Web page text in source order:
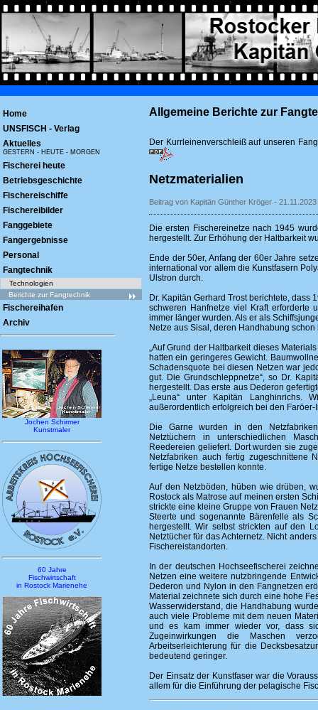
Home
UNSFISCH - Verlag
Aktuelles
GESTERN - HEUTE - MORGEN
Fischerei heute
Betriebsgeschichte
Fischereischiffe
Fischereibilder
Fanggebiete
Fangergebnisse
Personal
Fangtechnik
Technologien
Berichte zur Fangtechnik
Fischereihafen
Archiv
Jochen Schirmer
Kunstmaler
60 Jahre
Fischwirtschaft
in Rostock Marienehe
Allgemeine Berichte zur
Der Kurrleinenverschleiß auf unseren
Netzmaterialien
Beitrag von Kapitän Günther Kröger - 21.11.2023
Die ersten Fischereinetze nach 1945
hergestellt. Zur Erhöhung der Haltbarkeit
Ende der 50er, Anfang der 60er Jahre
international vor allem die Kunstfasern
Ulstron durch.
Dr. Kapitän Gerhard Trost berichtete, dass
schweren Hanfnetze viel Kraft erforderte
immer länger wurden. Als er als
Netze aus Sisal, deren Handhabung
„Auf Grund der Haltbarkeit dieses
hatten ein geringeres Gewicht.
Schadensquote bei diesen Netzen war
gut. Die Grundschleppnetze“, so Dr.
hergestellt. Das erste aus Dederon
„Leuna“ unter Kapitän Langhinrichs.
außerordentlich erfolgreich bei den Faröer-
Die Garne wurden in den
Netztüchern in unterschiedlichen
Reedereien geliefert. Dort wurden sie
Netzfabriken auch fertig zugeschnittene
fertige Netze bestellen konnte.
Auf den Netzböden, hüben wie drüben,
Rostock als Matrose auf meinen ersten
strickte eine kleine Gruppe von Frauen
Steerte und sogenannte Bärenfelle als
hergestellt. Wir selbst strickten auf den
Netztücher für das Achternetz. Nicht
Fischereistandorten.
In der deutschen Hochseefischerei
Netzen eine weitere nutzbringende
Dederon und Nylon in den Fangnetzen
Material zeichnete sich durch eine hohe
Wasserwiderstand, die Handhabung
auch viele Probleme mit dem neuen
und es kam immer wieder vor, dass
Zugeinwirkungen die Maschen
Arbeitserleichterung für die
bedeutend geringer.
Der Einsatz der Kunstfaser war die
allem für die Einführung der pelagische